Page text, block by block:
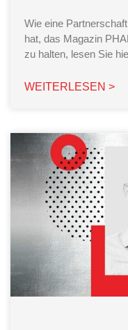
Wie eine
hat, das Magazin
zu halten, lesen Sie
WEITERLESEN >